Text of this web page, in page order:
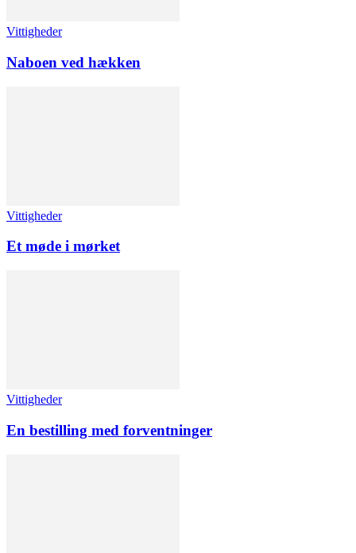
Vittigheder
Naboen ved hækken
Vittigheder
Et møde i mørket
Vittigheder
En bestilling med forventninger